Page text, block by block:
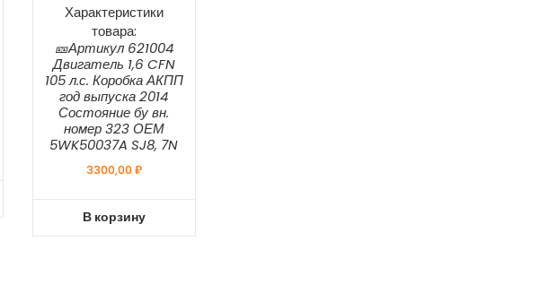
Характеристики
товара:
🎫Артикул 621004
Двигатель 1,6 CFN
105 л.с. Коробка АКПП
год выпуска 2014
Состояние бу вн.
номер 323 ОЕМ
5WK50037A SJ8, 7N
3300,00₽
В корзину